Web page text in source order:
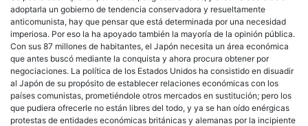
adoptarla un gobierno de tendencia conservadora y resueltamente
anticomunista, hay que pensar que está determinada por una necesidad
imperiosa. Por eso la ha apoyado también la mayoría de la opinión pública.
Con sus 87 millones de habitantes, el Japón necesita un área económica
que antes buscó mediante la conquista y ahora procura obtener por
negociaciones. La política de los Estados Unidos ha consistido en disuadir
al Japón de su propósito de establecer relaciones económicas con los
países comunistas, prometiéndole otros mercados en sustitución; pero los
que pudiera ofrecerle no están libres del todo, y ya se han oído enérgicas
protestas de entidades económicas británicas y alemanas por la incipiente